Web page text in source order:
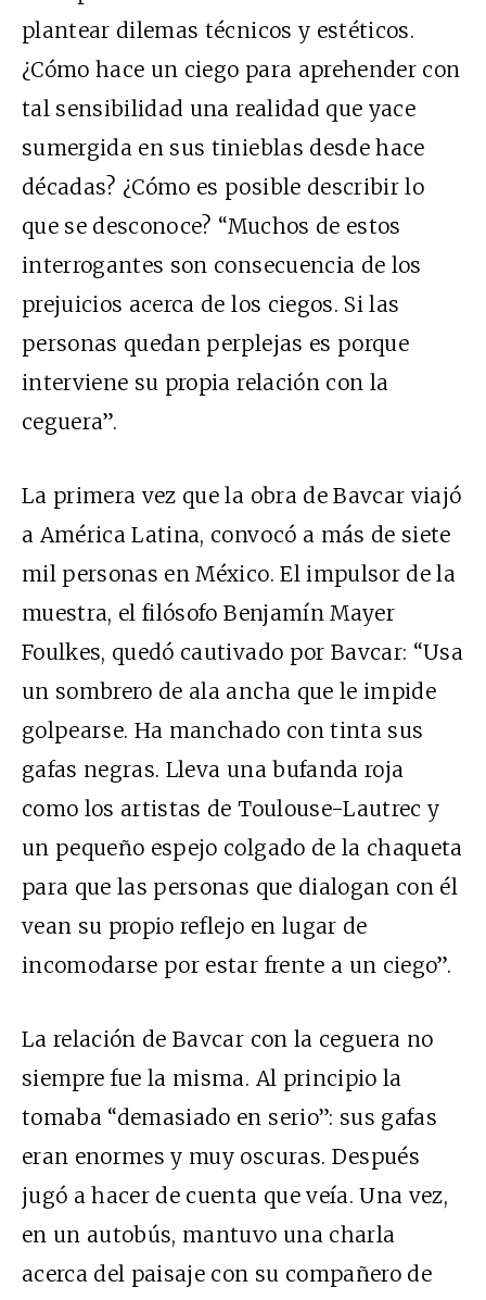
plantear dilemas técnicos y estéticos.
¿Cómo hace un ciego para aprehender con
tal sensibilidad una realidad que yace
sumergida en sus tinieblas desde hace
décadas? ¿Cómo es posible describir lo
que se desconoce? “Muchos de estos
interrogantes son consecuencia de los
prejuicios acerca de los ciegos. Si las
personas quedan perplejas es porque
interviene su propia relación con la
ceguera”.
La primera vez que la obra de Bavcar viajó
a América Latina, convocó a más de siete
mil personas en México. El impulsor de la
muestra, el filósofo Benjamín Mayer
Foulkes, quedó cautivado por Bavcar: “Usa
un sombrero de ala ancha que le impide
golpearse. Ha manchado con tinta sus
gafas negras. Lleva una bufanda roja
como los artistas de Toulouse-Lautrec y
un pequeño espejo colgado de la chaqueta
para que las personas que dialogan con él
vean su propio reflejo en lugar de
incomodarse por estar frente a un ciego”.
La relación de Bavcar con la ceguera no
siempre fue la misma. Al principio la
tomaba “demasiado en serio”: sus gafas
eran enormes y muy oscuras. Después
jugó a hacer de cuenta que veía. Una vez,
en un autobús, mantuvo una charla
acerca del paisaje con su compañero de